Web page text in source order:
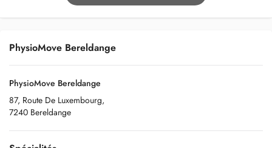
PhysioMove Bereldange
PhysioMove Bereldange
87, Route De Luxembourg,
7240 Bereldange